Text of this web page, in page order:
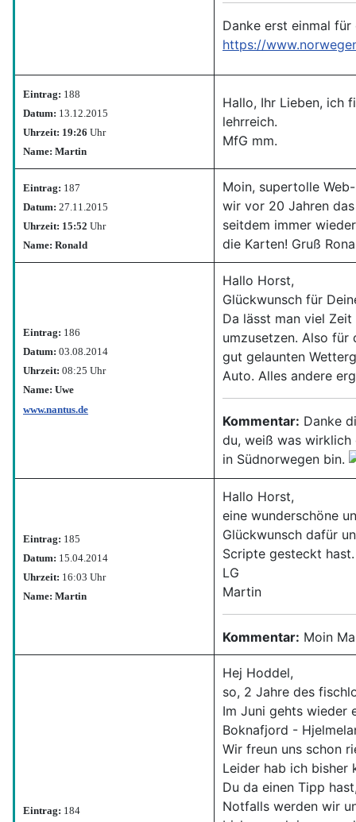
Danke erst einmal
https://
Eintrag: 188
Datum: 13.12.2015
Uhrzeit: 19:26 Uhr
Name: Martin
Hallo, Ihr Lieben, ich
lehrreich.
MfG mm.
Eintrag: 187
Datum: 27.11.2015
Uhrzeit: 15:52 Uhr
Name: Ronald
Moin, supertolle
wir vor 20 Jahren
seitdem immer
die Karten! Gruß
Eintrag: 186
Datum: 03.08.2014
Uhrzeit: 08:25 Uhr
Name: Uwe
www.nantus.de
Hallo Horst,
Glückwunsch für
Da lässt man viel
umzusetzen. Also für
gut gelaunten
Auto. Alles andere
Kommentar: Danke
du, weiß was
in Südnorwegen bin.
Eintrag: 185
Datum: 15.04.2014
Uhrzeit: 16:03 Uhr
Name: Martin
Hallo Horst,
eine wunderschöne
Glückwunsch dafür
Scripte gesteckt
LG
Martin
Kommentar: Moin
Eintrag: 184
Hej Hoddel,
so, 2 Jahre des
Im Juni gehts wieder
Boknafjord -
Wir freun uns schon
Leider hab ich bisher
Du da einen Tipp
Notfalls werden wir